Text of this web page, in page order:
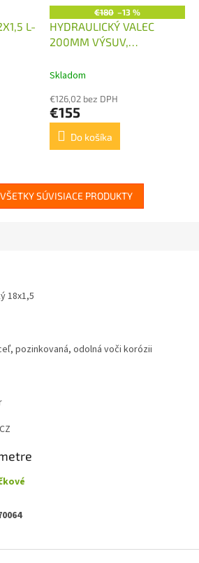
L-
€180 –13 %
HYDRAULICKÝ VALEC
200MM VÝSUV,
Skladom
€126,02 bez DPH
€155
Do košíka
SÚVISIACE PRODUKTY
18x1,5
pozinkovaná, odolná voči korózii